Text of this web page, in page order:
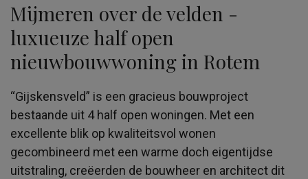
Mijmeren over de velden -
luxueuze half open
nieuwbouwwoning in Rotem
“Gijskensveld” is een gracieus bouwproject
bestaande uit 4 half open woningen. Met een
excellente blik op kwaliteitsvol wonen
gecombineerd met een warme doch eigentijdse
uitstraling, creëerden de bouwheer en architect dit